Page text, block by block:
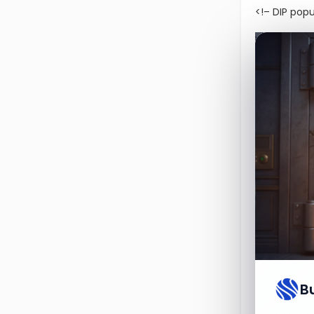
<!– DIP
V tuto chvíli
aktivního
světem
V tomto
zapojit do
Tato